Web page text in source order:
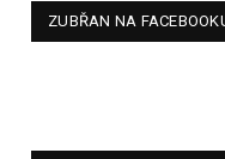
ZUBŘAN NA